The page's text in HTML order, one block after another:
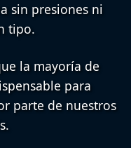
sin presiones ni
tipo.
la mayoría de
para
parte de nuestros